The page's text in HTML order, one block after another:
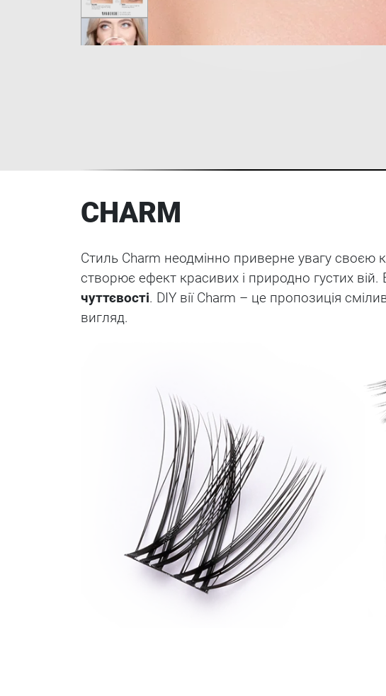
CHARM
Стиль Charm неодмінно приверне увагу своєю
створює ефект красивих і природно густих
чуттєвості. DIY вії Charm – це пропозиція
вигляд.